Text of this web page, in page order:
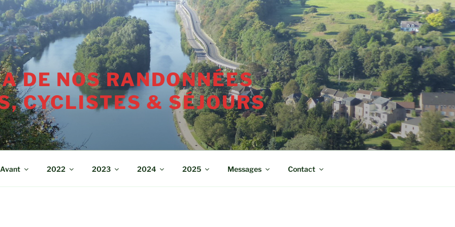
DE NOS RANDONNÉES
CYCLISTES & SÉJOURS
Avant 2022 2023 2024 2025 Messages Contact